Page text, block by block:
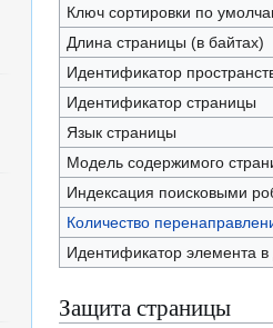
Ключ сортировки по
Длина страницы (в байтах)
Идентификатор
Идентификатор страницы
Язык страницы
Модель содержимого
Индексация поисковыми
Количество
Идентификатор элемента
Защита страницы